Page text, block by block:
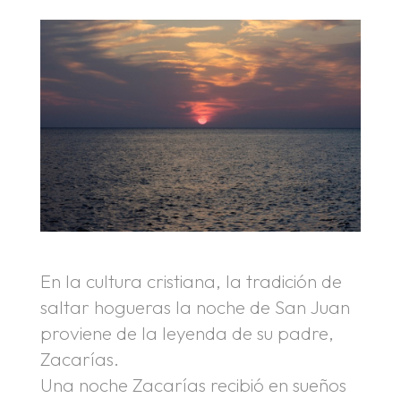
En la cultura cristiana, la tradición de
saltar hogueras la noche de San Juan
proviene de la leyenda de su padre,
Zacarías.
Una noche Zacarías recibió en sueños